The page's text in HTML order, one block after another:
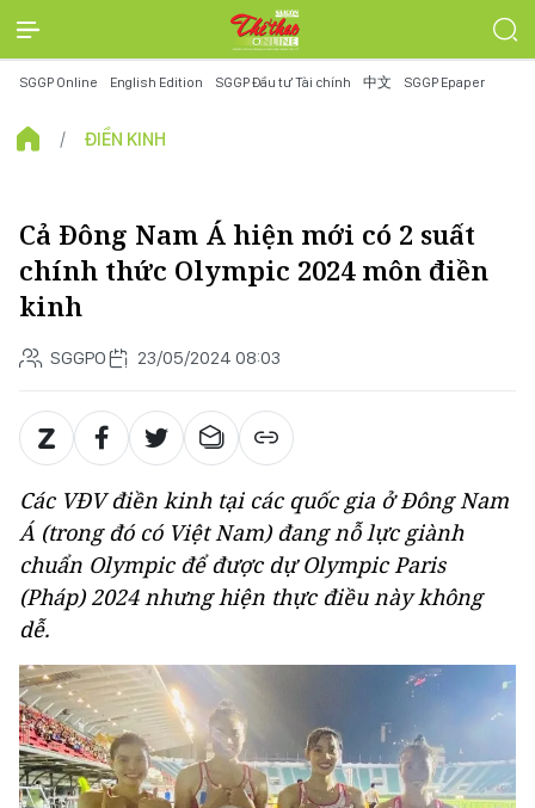
SGGP Online English Edition SGGP Đầu tư Tài chính 中文 SGGP Epaper
ĐIỀN KINH
Cả Đông Nam Á hiện mới có 2 suất
chính thức Olympic 2024 môn điền
kinh
SGGPO 23/05/2024 08:03
Các VĐV điền kinh tại các quốc gia ở Đông Nam
Á (trong đó có Việt Nam) đang nỗ lực giành
chuẩn Olympic để được dự Olympic Paris
(Pháp) 2024 nhưng hiện thực điều này không
dễ.